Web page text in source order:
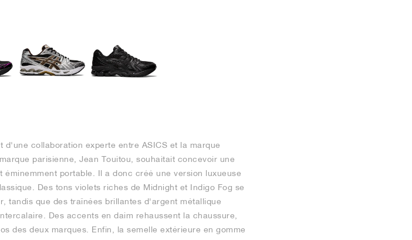
collaboration experte entre ASICS et la marque
parisienne, Jean Touitou, souhaitait concevoir une
portable. Il a donc créé une version luxueuse
Des tons violets riches de Midnight et Indigo Fog se
tandis que des traînées brillantes d'argent métallique
Des accents en daim rehaussent la chaussure,
des deux marques. Enfin, la semelle extérieure en gomme